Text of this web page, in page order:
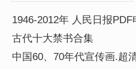
1946-2012年 人民日报
古代十大禁书合集
中国60、70年代宣传画.超